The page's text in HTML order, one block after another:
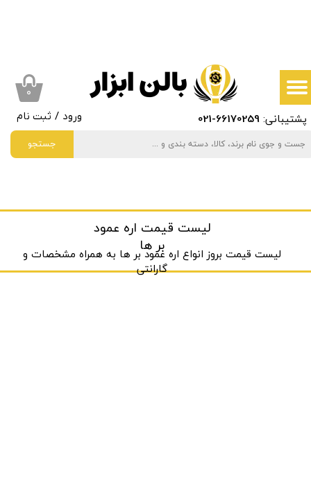
جستجو
پشتیبانی:66170259
-021 ورود / ثبت نام
سفارشات
خروج از حساب کاربری
۰
لیست قیمت اره عمود
بر ها
لیست قیمت بروز انواع اره عمود بر ها به ‌همراه مشخصات و
گارانتی